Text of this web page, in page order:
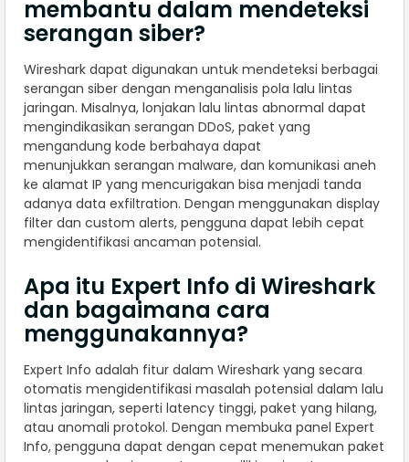
membantu dalam mendeteksi
serangan siber?
Wireshark dapat digunakan untuk mendeteksi berbagai
serangan siber dengan menganalisis pola lalu lintas
jaringan. Misalnya, lonjakan lalu lintas abnormal dapat
mengindikasikan serangan DDoS, paket yang
mengandung kode berbahaya dapat
menunjukkan serangan malware, dan komunikasi aneh
ke alamat IP yang mencurigakan bisa menjadi tanda
adanya data exfiltration. Dengan menggunakan display
filter dan custom alerts, pengguna dapat lebih cepat
mengidentifikasi ancaman potensial.
Apa itu Expert Info di Wireshark
dan bagaimana cara
menggunakannya?
Expert Info adalah fitur dalam Wireshark yang secara
otomatis mengidentifikasi masalah potensial dalam lalu
lintas jaringan, seperti latency tinggi, paket yang hilang,
atau anomali protokol. Dengan membuka panel Expert
Info, pengguna dapat dengan cepat menemukan paket